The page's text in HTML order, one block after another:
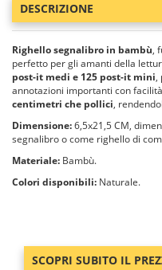
DESCRIZIONE
Righello segnalibro in bambù,
perfetto per gli amanti della
post-it medi e 125 post-it mini,
annotazioni importanti con
centimetri che pollici,
Dimensione:6,5x21,5 CM,
segnalibro o come righello di
Materiale: Bambù.
Colori disponibili: Naturale.
SCOPRI SUBITO IL